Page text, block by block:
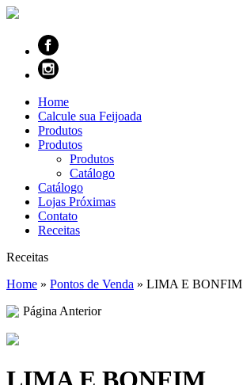
Home
Calcule sua Feijoada
Produtos
Produtos
Produtos
Catálogo
Catálogo
Lojas Próximas
Contato
Receitas
Receitas
Home » Pontos de Venda » LIMA E BONFIM
Página Anterior